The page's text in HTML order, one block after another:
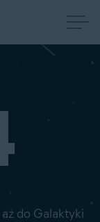
do Galaktyki